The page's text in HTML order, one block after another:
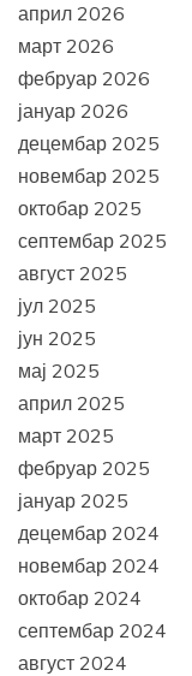
април 2026
март 2026
фебруар 2026
јануар 2026
децембар 2025
новембар 2025
октобар 2025
септембар 2025
август 2025
јул 2025
јун 2025
мај 2025
април 2025
март 2025
фебруар 2025
јануар 2025
децембар 2024
новембар 2024
октобар 2024
септембар 2024
август 2024